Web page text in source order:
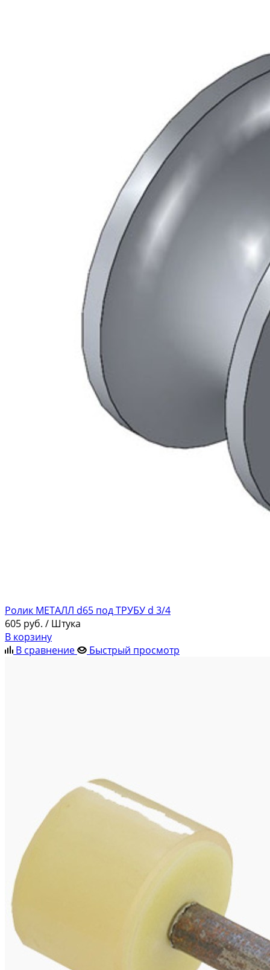
Ролик МЕТАЛЛ d65 под ТРУБУ d 3/4
605 руб. / Штука
В корзину
В сравнение
Быстрый просмотр